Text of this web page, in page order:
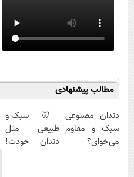
مطالب پیشنهادی
دندان مصنوعی
سبک و مقاوم
می‌خوای؟
🦷 سبک و
طبیعی مثل
دندان خودت!